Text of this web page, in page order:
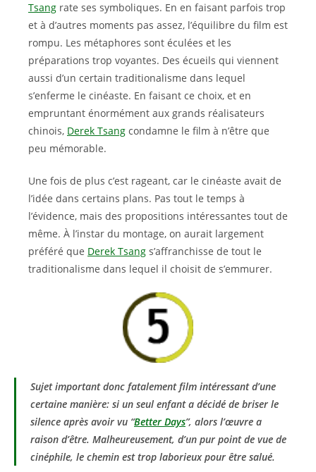
Tsang rate ses symboliques. En en faisant parfois trop
et à d’autres moments pas assez, l’équilibre du film est
rompu. Les métaphores sont éculées et les
préparations trop voyantes. Des écueils qui viennent
aussi d’un certain traditionalisme dans lequel
s’enferme le cinéaste. En faisant ce choix, et en
empruntant énormément aux grands réalisateurs
chinois, Derek Tsang condamne le film à n’être que
peu mémorable.
Une fois de plus c’est rageant, car le cinéaste avait de
l’idée dans certains plans. Pas tout le temps à
l’évidence, mais des propositions intéressantes tout de
même. À l’instar du montage, on aurait largement
préféré que Derek Tsang s’affranchisse de tout le
traditionalisme dans lequel il choisit de s’emmurer.
Sujet important donc fatalement film intéressant d’une
certaine manière: si un seul enfant a décidé de briser le
silence après avoir vu “Better Days”, alors l’œuvre a
raison d’être. Malheureusement, d’un pur point de vue de
cinéphile, le chemin est trop laborieux pour être salué.